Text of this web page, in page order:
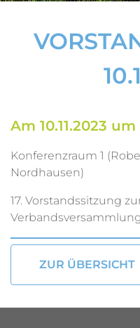
Am 10.11.2023
Konferenzraum 1
Nordhausen)
17. Vorstandssitzung
ZUR ÜBERSICHT